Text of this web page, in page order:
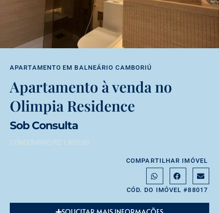
APARTAMENTO EM BALNEÁRIO CAMBORIÚ
Apartamento à venda no
Olimpia Residence
Sob Consulta
CONDOMÍNIO R$ 1.850,00
COMPARTILHAR IMÓVEL
CÓD. DO IMÓVEL #88017